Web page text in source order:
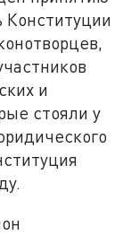
Конституции
и
стояли у